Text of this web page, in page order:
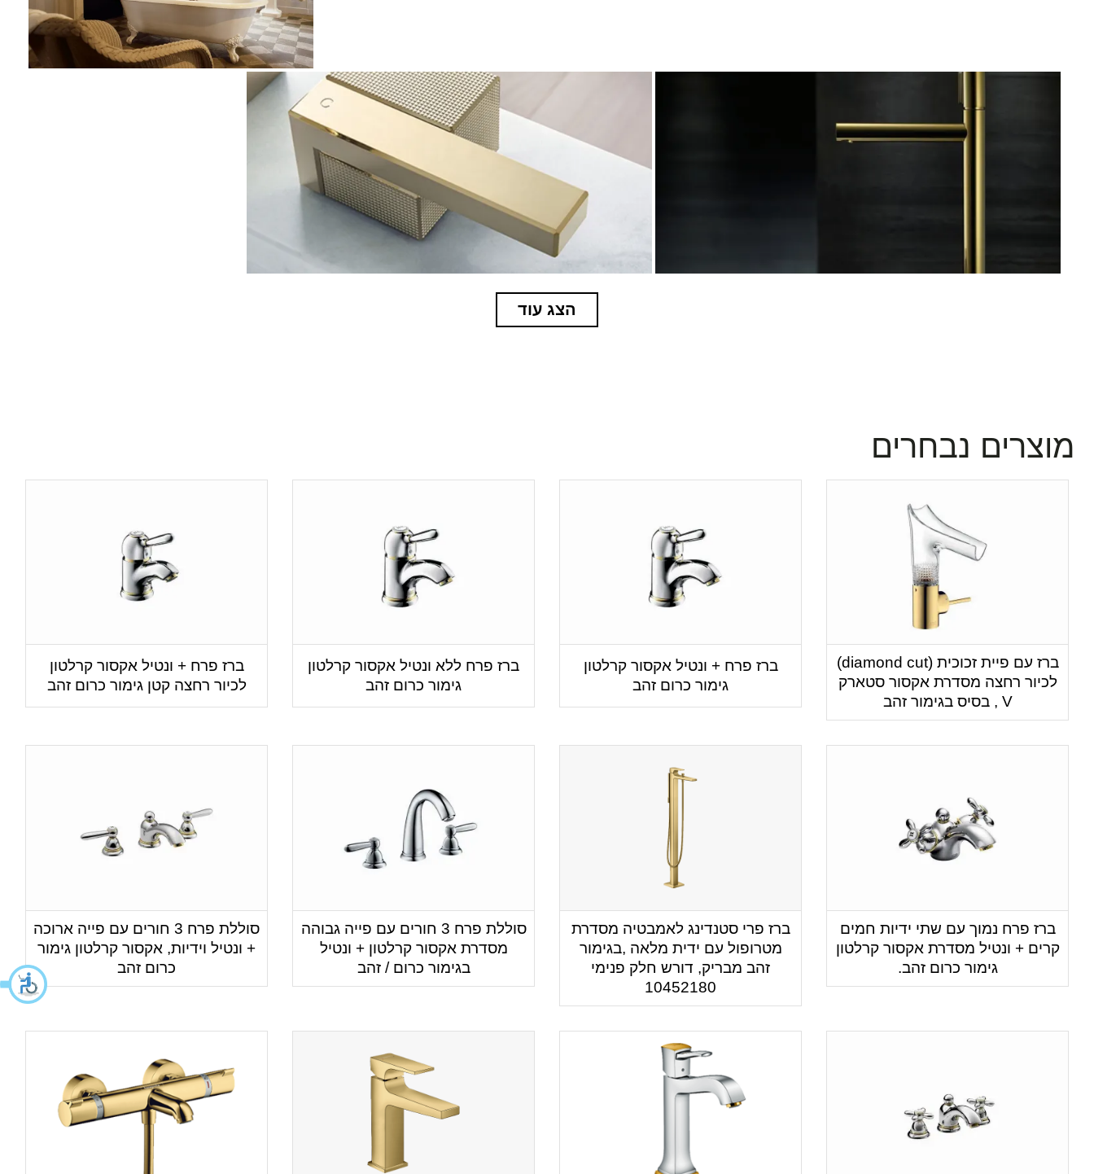
הצג עוד
מוצרים נבחרים
ברז עם פיית זכוכית (diamond cut)
לכיור רחצה מסדרת אקסור סטארק
V , בסיס בגימור זהב
ברז פרח + ונטיל אקסור קרלטון
גימור כרום זהב
ברז פרח ללא ונטיל אקסור קרלטון
גימור כרום זהב
ברז פרח + ונטיל אקסור קרלטון
לכיור רחצה קטן גימור כרום זהב
ברז פרח נמוך עם שתי ידיות חמים
קרים + ונטיל מסדרת אקסור קרלטון
גימור כרום זהב.
ברז פרי סטנדינג לאמבטיה מסדרת
מטרופול עם ידית מלאה ,בגימור
זהב מבריק, דורש חלק פנימי
10452180
סוללת פרח 3 חורים עם פייה גבוהה
מסדרת אקסור קרלטון + ונטיל
בגימור כרום / זהב
סוללת פרח 3 חורים עם פייה ארוכה
+ ונטיל וידיות, אקסור קרלטון גימור
כרום זהב